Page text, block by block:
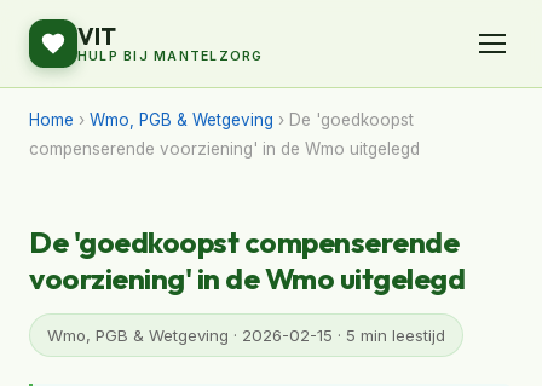
VIT
HULP BIJ MANTELZORG
Home › Wmo, PGB & Wetgeving › De 'goedkoopst
compenserende voorziening' in de Wmo uitgelegd
De 'goedkoopst compenserende
voorziening' in de Wmo uitgelegd
Wmo, PGB & Wetgeving · 2026-02-15 · 5 min leestijd